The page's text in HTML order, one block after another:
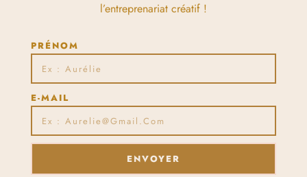
l’entreprenariat créatif !
PRÉNOM
E-MAIL
ENVOYER